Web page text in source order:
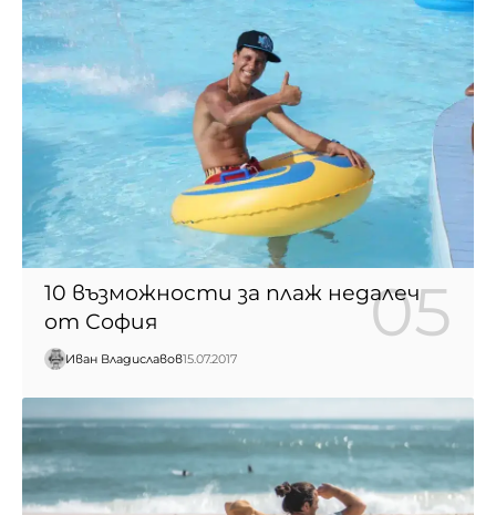
10 възможности за плаж недалеч
от София
Иван Владиславов15.07.2017